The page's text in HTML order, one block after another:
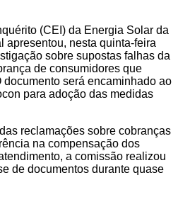
(CEI) da Energia Solar da
apresentou, nesta quinta-feira
sobre supostas falhas da
de consumidores que
será encaminhado ao
para adoção das medidas
reclamações sobre cobranças
na compensação dos
a comissão realizou
de documentos durante quase